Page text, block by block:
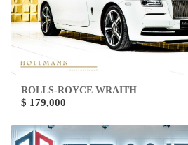
ROLLS-ROYCE WRAITH
$ 179,000